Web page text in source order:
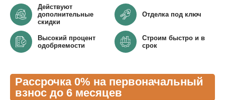
Действуют
дополнительные
скидки
Отделка под ключ
Высокий процент
одобряемости
Строим быстро и в
срок
Рассрочка 0% на первоначальный
взнос до 6 месяцев